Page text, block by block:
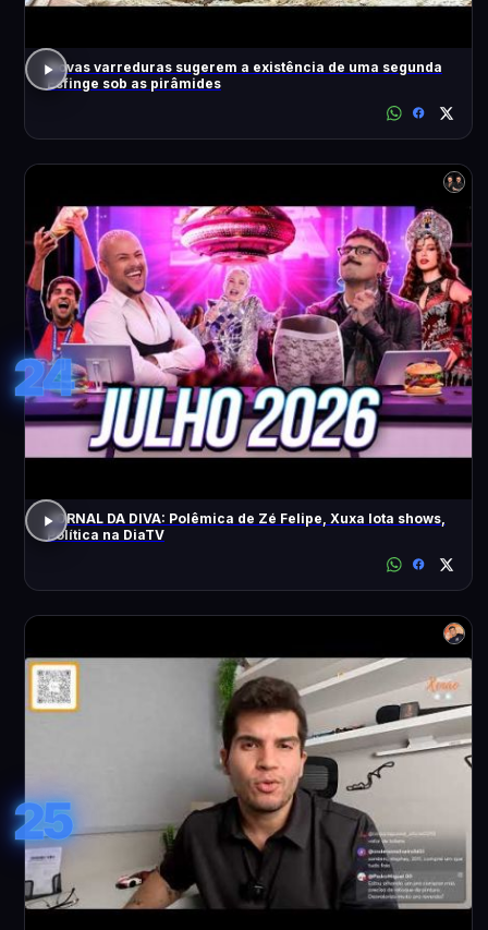
Novas varreduras sugerem a existência de uma segunda
Esfinge sob as pirâmides
24
JORNAL DA DIVA: Polêmica de Zé Felipe, Xuxa lota shows,
Política na DiaTV
25